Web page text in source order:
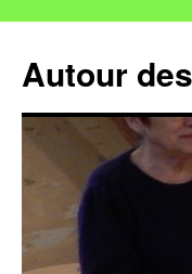
Autour